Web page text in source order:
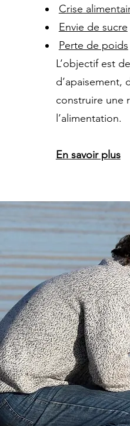
Crise
Envie de sucre
Perte de poids
L’objectif est
d’apaisement,
construire une
l’alimentation.
En savoir plus